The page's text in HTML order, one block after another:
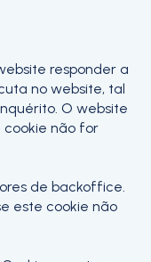
responder a
no website, tal
O website
não for
de backoffice.
este cookie não